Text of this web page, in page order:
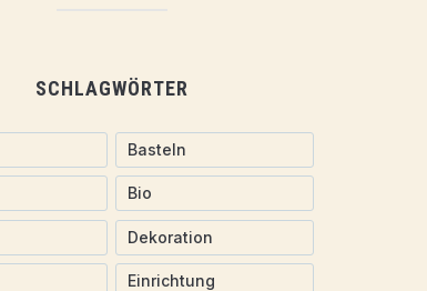
SCHLAGWÖRTER
Basteln
Bio
Dekoration
Einrichtung